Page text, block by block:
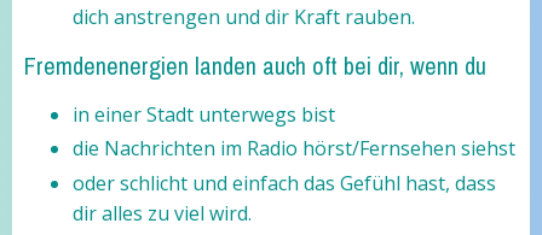
dich anstrengen und dir Kraft rauben.
Fremdenenergien landen auch oft bei dir, wenn du
in einer Stadt unterwegs bist
die Nachrichten im Radio hörst/Fernsehen siehst
oder schlicht und einfach das Gefühl hast, dass
dir alles zu viel wird.